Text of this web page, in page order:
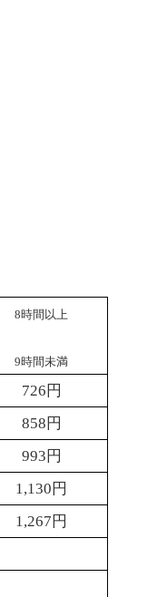
8時間以上
9時間未満
726 円
858 円
993 円
1,130 円
1,267 円